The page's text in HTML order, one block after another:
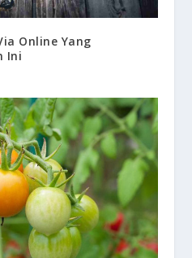
Online Yang
Ini